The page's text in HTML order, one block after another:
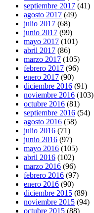
septiembre 2017 (41)
agosto 2017 (49)
julio 2017 (68)
junio 2017 (99)
mayo 2017 (101)
abril 2017 (86)
marzo 2017 (105)
febrero 2017 (96)
enero 2017 (90)
diciembre 2016 (91)
noviembre 2016 (103)
octubre 2016 (81)
septiembre 2016 (54)
agosto 2016 (58)
julio 2016 (71)
junio 2016 (97)
mayo 2016 (105)
abril 2016 (102)
marzo 2016 (96)
febrero 2016 (97)
enero 2016 (90)
diciembre 2015 (89)
noviembre 2015 (94)
octubre 2015 (88)